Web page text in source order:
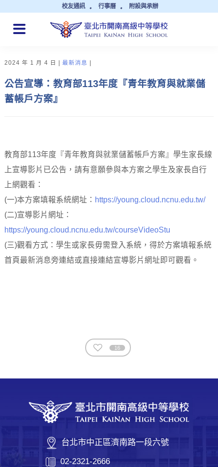
校友通訊 行事曆 附設與承辦
QUICK LINKS
2024 年 1 月 4 日 最新消息
公告宣導：教育部113年度『青年教育與就業儲
蓄帳戶方案』
教育部113年度『青年教育與就業儲蓄帳戶方案』學生家長線
上宣導影片已公告，請有意願參與本方案之學生及家長自行
上網觀看：
(一)本方案填報系統網址： https://young.cloud.ncnu.edu.tw/
(二)宣導影片網址：
https://young.cloud.ncnu.edu.tw/courseVideoStu
(三)觀看方式：學生或家長毋需登入系統，得於方案填報系統
首頁最新消息旁連結或直接連結宣導影片網址即可觀看。
16
台北市中正區濟南路一段六號
02-2321-2666